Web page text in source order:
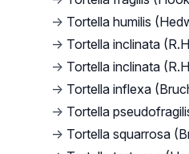
→ Tortella humilis
→ Tortella inclinata
→ Tortella inclinata
→ Tortella inflexa
→ Tortella
→ Tortella squarrosa